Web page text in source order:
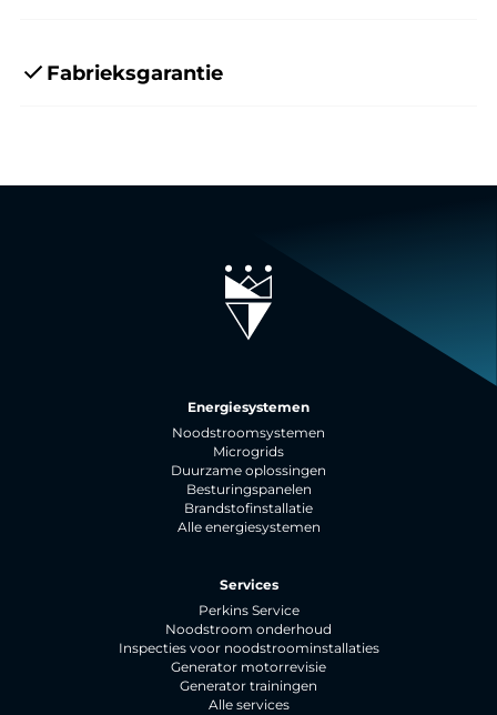
Fabrieksgarantie
Energiesystemen
Noodstroomsystemen
Microgrids
Duurzame oplossingen
Besturingspanelen
Brandstofinstallatie
Alle energiesystemen
Services
Perkins Service
Noodstroom onderhoud
Inspecties voor noodstroominstallaties
Generator motorrevisie
Generator trainingen
Alle services